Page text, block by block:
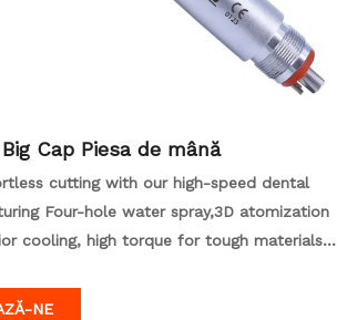
Cap Piesa de mână
cutting with our high-speed dental
Four-hole water spray,3D atomization
cooling, high torque for tough materials
confidently.
NE